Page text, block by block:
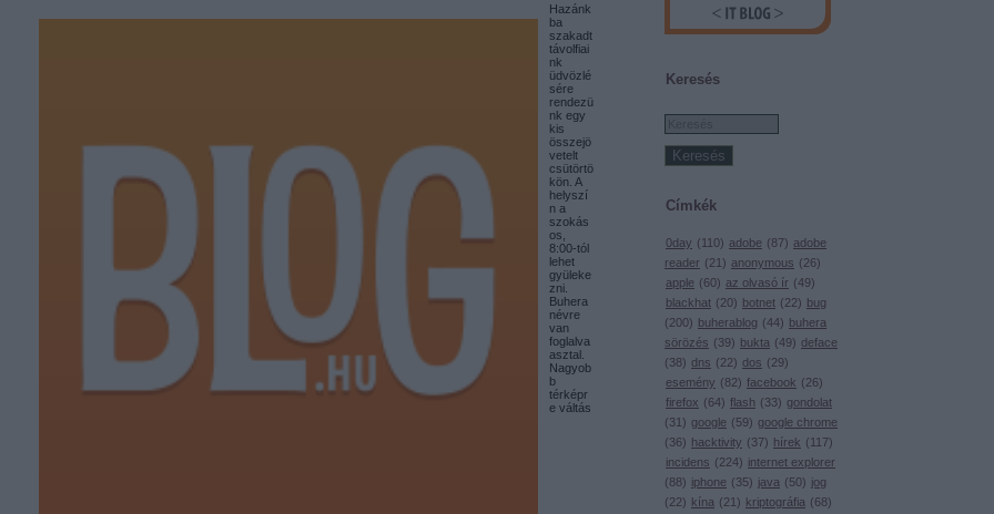
Keresés
Címkék
0day (110) adobe (87) adobe
reader (21) anonymous (26)
apple (60) az olvasó ír (49)
blackhat (20) botnet (22) bug
(200) buherablog (44) buhera
sörözés (39) bukta (49) deface
(38) dns (22) dos (29)
esemény (82) facebook (26)
firefox (64) flash (33) gondolat
(31) google (59) google chrome
(36) hacktivity (37) hírek (117)
incidens (224) internet explorer
(88) iphone (35) java (50) jog
(22) kína (21) kriptográfia (68)
Hazánk
ba
szakadt
távolfiai
nk
üdvözlé
sére
rendezü
nk egy
kis
összejö
vetelt
csütörtö
kön. A
helyszí
n a
szokás
os,
8:00-tól
lehet
gyüleke
zni.
Buhera
névre
van
foglalva
asztal.
Nagyob
b
térképr
e váltás